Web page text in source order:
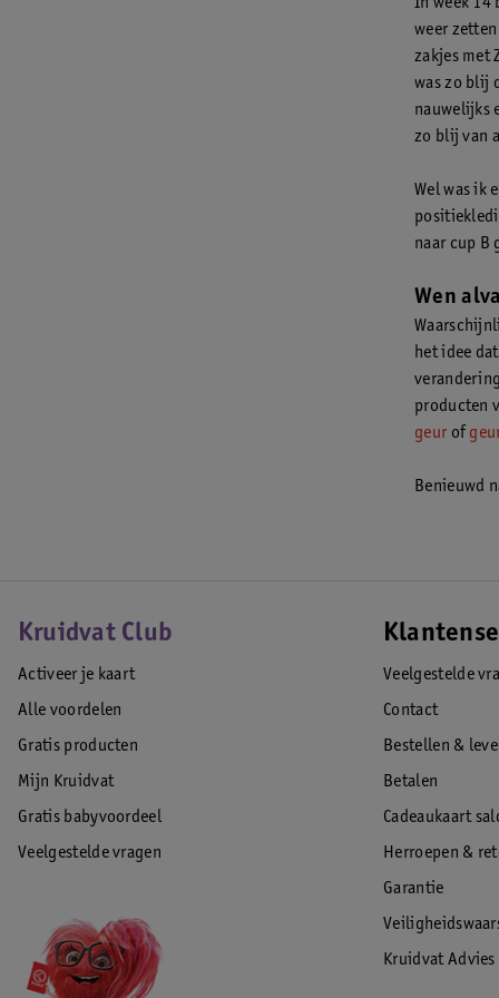
weer
zakjes met
was zo blij
nauwelijks
zo blij van
Wel was ik
naar cup B
Wen
het idee
producten
geur of
Benieuwd
Kruidvat Club
Activeer je kaart
Alle voordelen
Gratis producten
Mijn Kruidvat
Gratis babyvoordeel
Veelgestelde vragen
Veelgestelde
Contact
Bestellen &
Betalen
Cadeaukaart
Herroepen &
Garantie
Kruidvat Advies